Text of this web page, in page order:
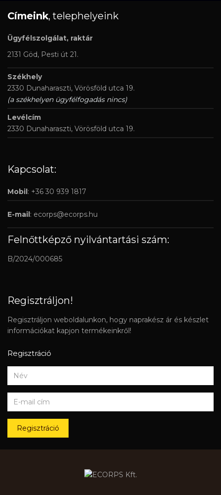
Címeink, telephelyeink
Ügyfélszolgálat, raktár
2131 Göd, Pesti út 21.
Székhely
2330 Dunaharaszti, Vörösföld utca 19.
(a székhelyen ügyfélfogadás nincs)
Levélcím
2330 Dunaharaszti, Vörösföld utca 19.
Kapcsolat:
Mobil: +36 30 939 1817
E-mail: ecorps@ecorps.hu
Felnőttképző nyilvántartási szám:
B/2024/000685
Regisztráljon!
Regisztráljon weboldalunkon, hogy naprakész ár és készlet
információkat kapjon termékeinkről!
Regisztráció
Regisztráció